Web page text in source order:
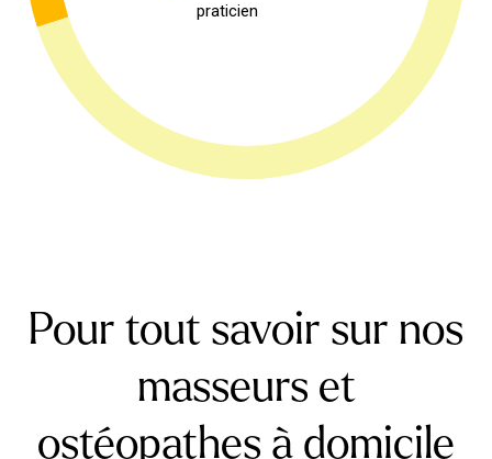
praticien
Pour tout savoir sur nos
masseurs et
ostéopathes à domicile